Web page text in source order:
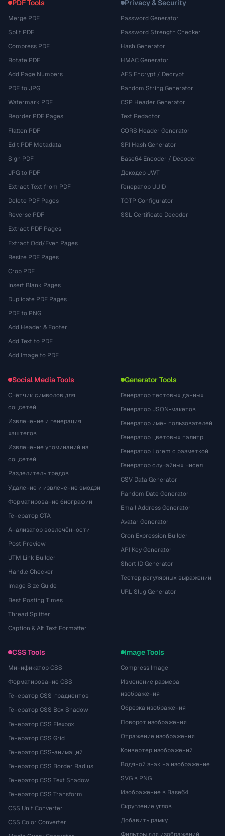
PDF Tools
Merge PDF
Split PDF
Compress PDF
Rotate PDF
Add Page Numbers
PDF to JPG
Watermark PDF
Reorder PDF Pages
Flatten PDF
Edit PDF Metadata
Sign PDF
JPG to PDF
Extract Text from PDF
Delete PDF Pages
Reverse PDF
Extract PDF Pages
Extract Odd/Even Pages
Resize PDF Pages
Crop PDF
Insert Blank Pages
Duplicate PDF Pages
PDF to PNG
Add Header & Footer
Add Text to PDF
Add Image to PDF
Privacy & Security
Password Generator
Password Strength Checker
Hash Generator
HMAC Generator
AES Encrypt / Decrypt
Random String Generator
CSP Header Generator
Text Redactor
CORS Header Generator
SRI Hash Generator
Base64 Encoder / Decoder
Декодер JWT
Генератор UUID
TOTP Configurator
SSL Certificate Decoder
Social Media Tools
Счётчик символов для
соцсетей
Извлечение и генерация
хэштегов
Извлечение упоминаний из
соцсетей
Разделитель тредов
Удаление и извлечение эмодзи
Форматирование биографии
Генератор CTA
Анализатор вовлечённости
Post Preview
UTM Link Builder
Handle Checker
Image Size Guide
Best Posting Times
Thread Splitter
Caption & Alt Text Formatter
Generator Tools
Генератор тестовых данных
Генератор JSON-макетов
Генератор имён пользователей
Генератор цветовых палитр
Генератор Lorem с разметкой
Генератор случайных чисел
CSV Data Generator
Random Date Generator
Email Address Generator
Avatar Generator
Cron Expression Builder
API Key Generator
Short ID Generator
Тестер регулярных выражений
URL Slug Generator
CSS Tools
Минификатор CSS
Форматирование CSS
Генератор CSS-градиентов
Генератор CSS Box Shadow
Генератор CSS Flexbox
Генератор CSS Grid
Генератор CSS-анимаций
Генератор CSS Border Radius
Генератор CSS Text Shadow
Генератор CSS Transform
CSS Unit Converter
CSS Color Converter
Image Tools
Compress Image
Изменение размера
изображения
Обрезка изображения
Поворот изображения
Отражение изображения
Конвертер изображений
Водяной знак на изображение
SVG в PNG
Изображение в Base64
Скругление углов
Добавить рамку